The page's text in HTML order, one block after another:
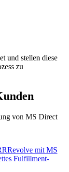
und stellen diese
zu
von MS Direct
mit MS
Fulfillment-